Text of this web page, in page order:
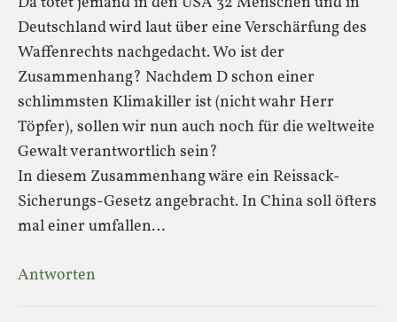
Deutschland wird laut über eine Verschärfung des
Waffenrechts nachgedacht. Wo ist der
Zusammenhang? Nachdem D schon einer
schlimmsten Klimakiller ist (nicht wahr Herr
Töpfer), sollen wir nun auch noch für die weltweite
Gewalt verantwortlich sein?
In diesem Zusammenhang wäre ein Reissack-
Sicherungs-Gesetz angebracht. In China soll öfters
mal einer umfallen…
Antworten